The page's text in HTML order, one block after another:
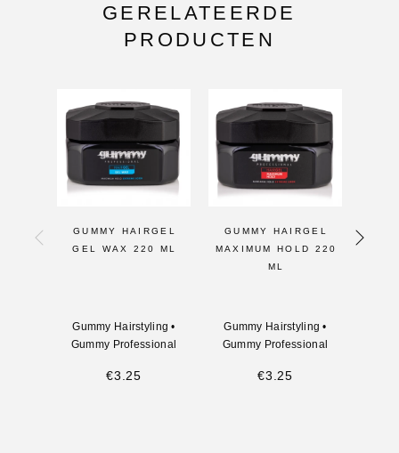
GERELATEERDE
PRODUCTEN
GUMMY HAIRGEL
GEL WAX 220 ML
Gummy Hairstyling •
Gummy Professional
€3.25
GUMMY HAIRGEL
MAXIMUM HOLD 220
ML
Gummy Hairstyling •
Gummy Professional
€3.25